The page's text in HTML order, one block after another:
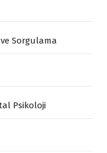
Sorgulama
Psikoloji